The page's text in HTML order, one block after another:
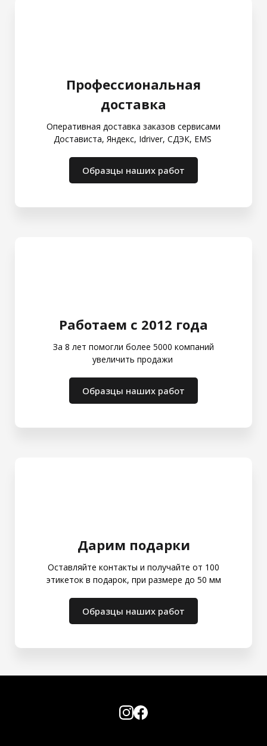
Профессиональная
доставка
Оперативная доставка заказов сервисами
Достависта, Яндекс, Idriver, СДЭК, EMS
Образцы наших работ
Работаем с 2012 года
За 8 лет помогли более 5000 компаний
увеличить продажи
Образцы наших работ
Дарим подарки
Оставляйте контакты и получайте от 100
этикеток в подарок, при размере до 50 мм
Образцы наших работ